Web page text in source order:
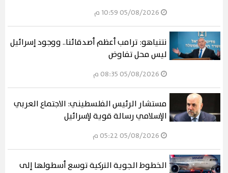
نتنياهو: ترامب أعظم أصدقائنا.. ووجود إسرائيل
ليس محل تفاوض
مستشار الرئيس الفلسطيني: الاجتماع العربي
الإسلامي رسالة قوية لإسرائيل
الخطوط الجوية التركية توسع أسطولها إلى